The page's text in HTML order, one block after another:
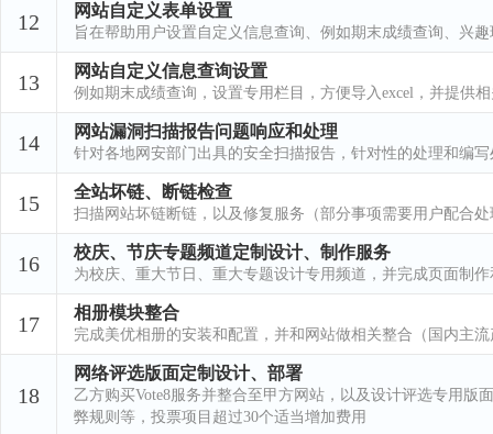
12 网站自定义表单设置
旨在帮助用户设置自定义信息查询、例如期末成绩查询、兴
13 网站自定义信息查询设置
例如期末成绩查询，设置专用栏目，方便导入excel，并提供
14 网站漏洞扫描报告问题响应和处理
针对各地网安部门出具的安全扫描报告，针对性的处理和编
15 全站坏链、断链检查
扫描网站坏链断链，以及修复服务（部分事项需要用户配合处
16 校庆、节庆专题频道定制设计、制作服务
为校庆、重大节日、重大专题设计专用频道，并完成页面制
17 相册模块整合
完成美优相册的安装和配置，并和网站做相关整合（国内主
18
网络评选版面定制设计、部署
乙方购买Vote8服务并整合至甲方网站，以及设计评选专用
弊规则等，投票项目超过30个适当增加费用